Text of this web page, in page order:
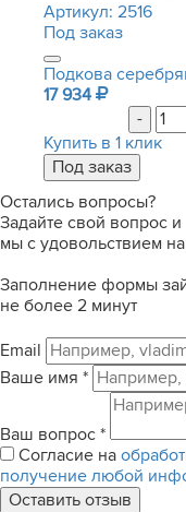
Артикул: 2516
Под заказ
Подкова
17 934
-
Купить в 1 клик
Остались вопросы?
Задайте свой вопрос и
мы с удовольствием
Заполнение формы
не более 2 минут
Email
Ваше имя *
Ваш вопрос *
Согласие на
получение любой